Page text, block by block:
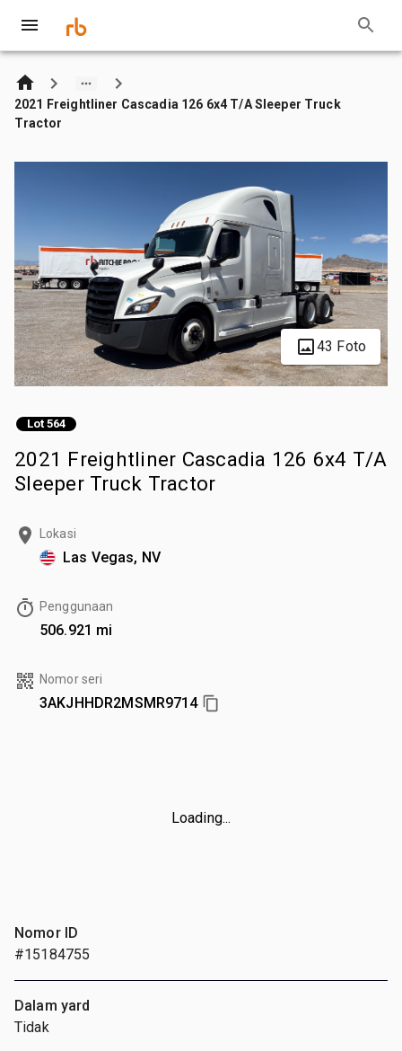
2021 Freightliner Cascadia 126 6x4 T/A Sleeper Truck
Tractor
43 Foto
Lot 564
2021 Freightliner Cascadia 126 6x4 T/A
Sleeper Truck Tractor
Lokasi
Las Vegas, NV
Penggunaan
506.921 mi
Nomor seri
3AKJHHDR2MSMR9714
Loading...
Nomor ID
#15184755
Dalam yard
Tidak